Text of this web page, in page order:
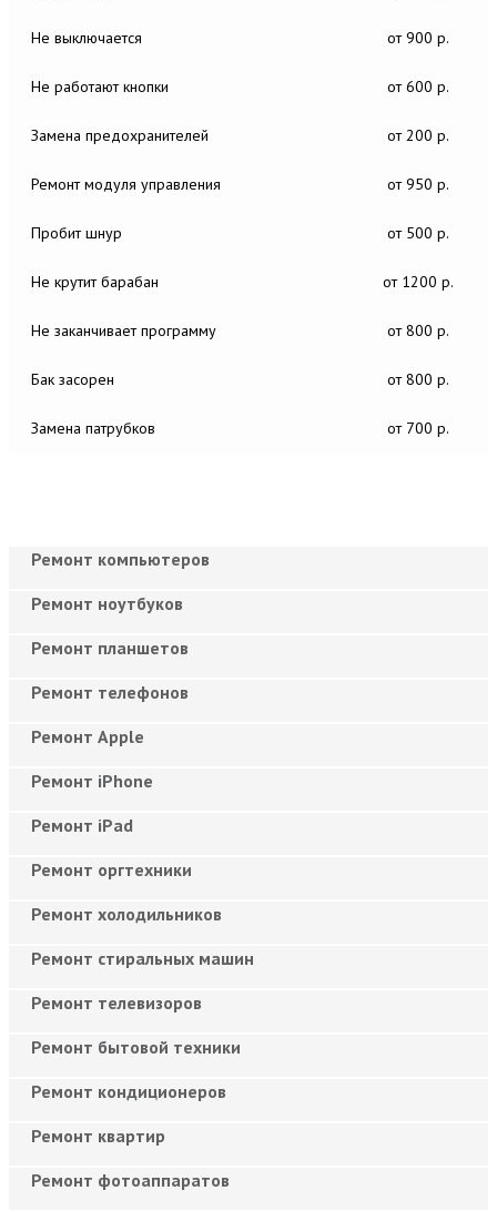
Не выключается от 900 р.
Не работают кнопки от 600 р.
Замена предохранителей от 200 р.
Ремонт модуля управления от 950 р.
Пробит шнур от 500 р.
Не крутит барабан от 1200 р.
Не заканчивает программу от 800 р.
Бак засорен от 800 р.
Замена патрубков от 700 р.
Ремонт компьютеров
Ремонт ноутбуков
Ремонт планшетов
Ремонт телефонов
Ремонт Apple
Ремонт iPhone
Ремонт iPad
Ремонт оргтехники
Ремонт холодильников
Ремонт стиральных машин
Ремонт телевизоров
Ремонт бытовой техники
Ремонт кондиционеров
Ремонт квартир
Ремонт фотоаппаратов